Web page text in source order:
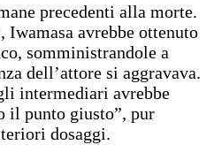
precedenti alla morte.
avrebbe ottenuto
somministrandole a
dell’attore si aggravava.
intermediari avrebbe
il punto giusto”, pur
dosaggi.